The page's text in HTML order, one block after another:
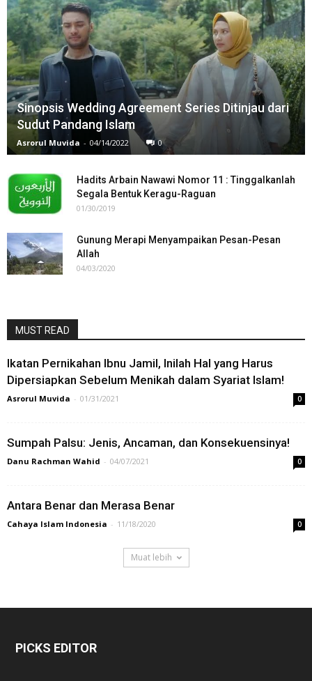
Sinopsis Wedding Agreement Series Ditinjau dari
Sudut Pandang Islam
Asrorul Muvida - 04/14/2022 0
Hadits Arbain Nawawi Nomor 11 : Tinggalkanlah
Segala Bentuk Keragu-Raguan
01/30/2019
Gunung Merapi Menyampaikan Pesan-Pesan
Allah
04/03/2020
MUST READ
Ikatan Pernikahan Ibnu Jamil, Inilah Hal yang Harus
Dipersiapkan Sebelum Menikah dalam Syariat Islam!
Asrorul Muvida - 01/31/2021 0
Sumpah Palsu: Jenis, Ancaman, dan Konsekuensinya!
Danu Rachman Wahid - 04/07/2021 0
Antara Benar dan Merasa Benar
Cahaya Islam Indonesia - 11/18/2020 0
Muat lebih
PICKS EDITOR